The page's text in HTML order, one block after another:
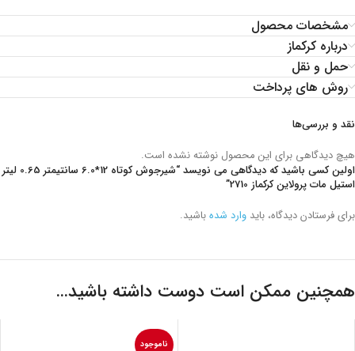
مشخصات محصول
درباره کرکماز
حمل و نقل
روش های پرداخت
نقد و بررسی‌ها
هیچ دیدگاهی برای این محصول نوشته نشده است.
اولین کسی باشید که دیدگاهی می نویسد “شیرجوش کوتاه 12*6.0 سانتیمتر 0.65 لیتر
استیل مات پرولاین کرکماز 2710”
برای فرستادن دیدگاه، باید وارد شدهباشید.
همچنین ممکن است دوست داشته باشید…
ناموجود